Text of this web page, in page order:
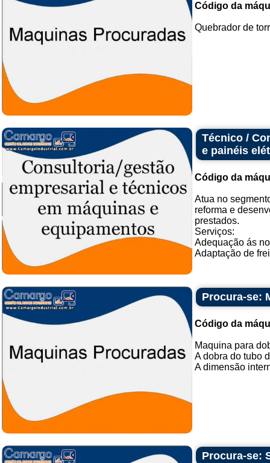
Código da
Quebrador de
Técnico /
e painéis
Código da
Atua no
reforma e
prestados.
Serviços:
Adequação ás
Adaptação de
Procura-se:
Código da
Maquina para
A dobra do tubo
A dimensão
Procura-se: